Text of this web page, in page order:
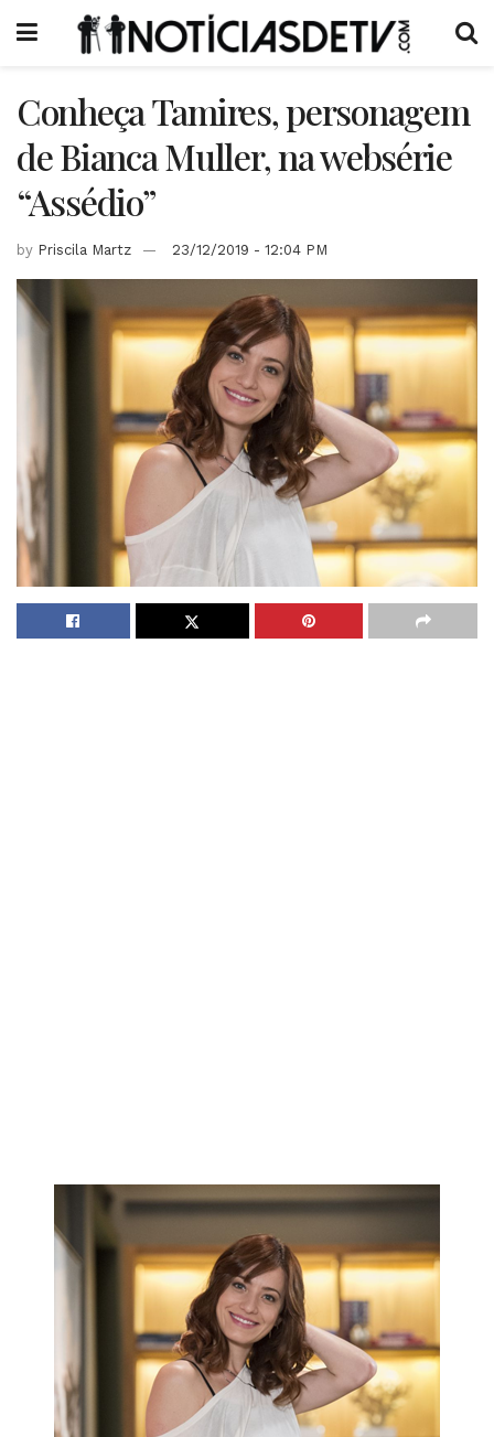
Conheça Tamires, personagem
de Bianca Muller, na websérie
“Assédio”
by Priscila Martz 23/12/2019 - 12:04 PM